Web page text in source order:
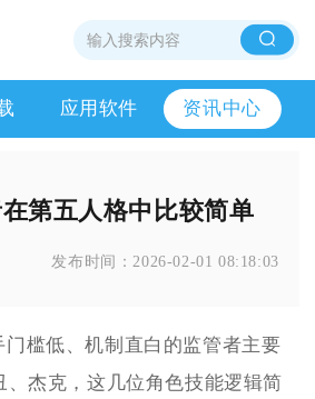
应用软件 资讯中心
第五人格中比较简单
发布时间： 2026-02-01 08:18:03
门槛低、机制直白的监管者主要
、杰克，这几位角色技能逻辑简